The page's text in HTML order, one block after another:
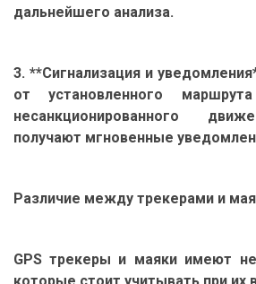
дальнейшего анализа.
3. **Сигнализация и
от установленного
несанкционированного
получают мгновенные
Различие между трекерами и
GPS трекеры и маяки имеют